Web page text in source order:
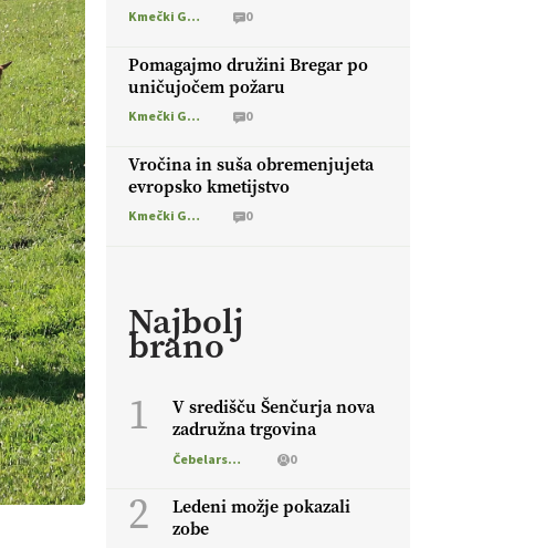
Kmečki Glas 0
Pomagajmo družini Bregar po
uničujočem požaru
Kmečki Glas 0
Vročina in suša obremenjujeta
evropsko kmetijstvo
Kmečki Glas 0
Najbolj
brano
1
V središču Šenčurja nova
zadružna trgovina
Čebelarstvo 0
2
Ledeni možje pokazali
zobe